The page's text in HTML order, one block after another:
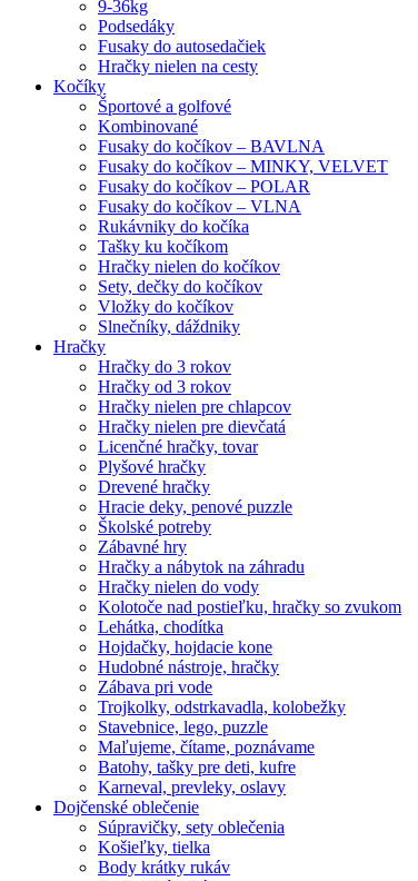
9-36kg
Podsedáky
Fusaky do autosedačiek
Hračky nielen na cesty
Kočíky
Športové a golfové
Kombinované
Fusaky do kočíkov – BAVLNA
Fusaky do kočíkov – MINKY, VELVET
Fusaky do kočíkov – POLAR
Fusaky do kočíkov – VLNA
Rukávniky do kočíka
Tašky ku kočíkom
Hračky nielen do kočíkov
Sety, dečky do kočíkov
Vložky do kočíkov
Slnečníky, dáždniky
Hračky
Hračky do 3 rokov
Hračky od 3 rokov
Hračky nielen pre chlapcov
Hračky nielen pre dievčatá
Licenčné hračky, tovar
Plyšové hračky
Drevené hračky
Hracie deky, penové puzzle
Školské potreby
Zábavné hry
Hračky a nábytok na záhradu
Hračky nielen do vody
Kolotoče nad postieľku, hračky so zvukom
Lehátka, chodítka
Hojdačky, hojdacie kone
Hudobné nástroje, hračky
Zábava pri vode
Trojkolky, odstrkavadla, kolobežky
Stavebnice, lego, puzzle
Maľujeme, čítame, poznávame
Batohy, tašky pre deti, kufre
Karneval, prevleky, oslavy
Dojčenské oblečenie
Súpravičky, sety oblečenia
Košieľky, tielka
Body krátky rukáv